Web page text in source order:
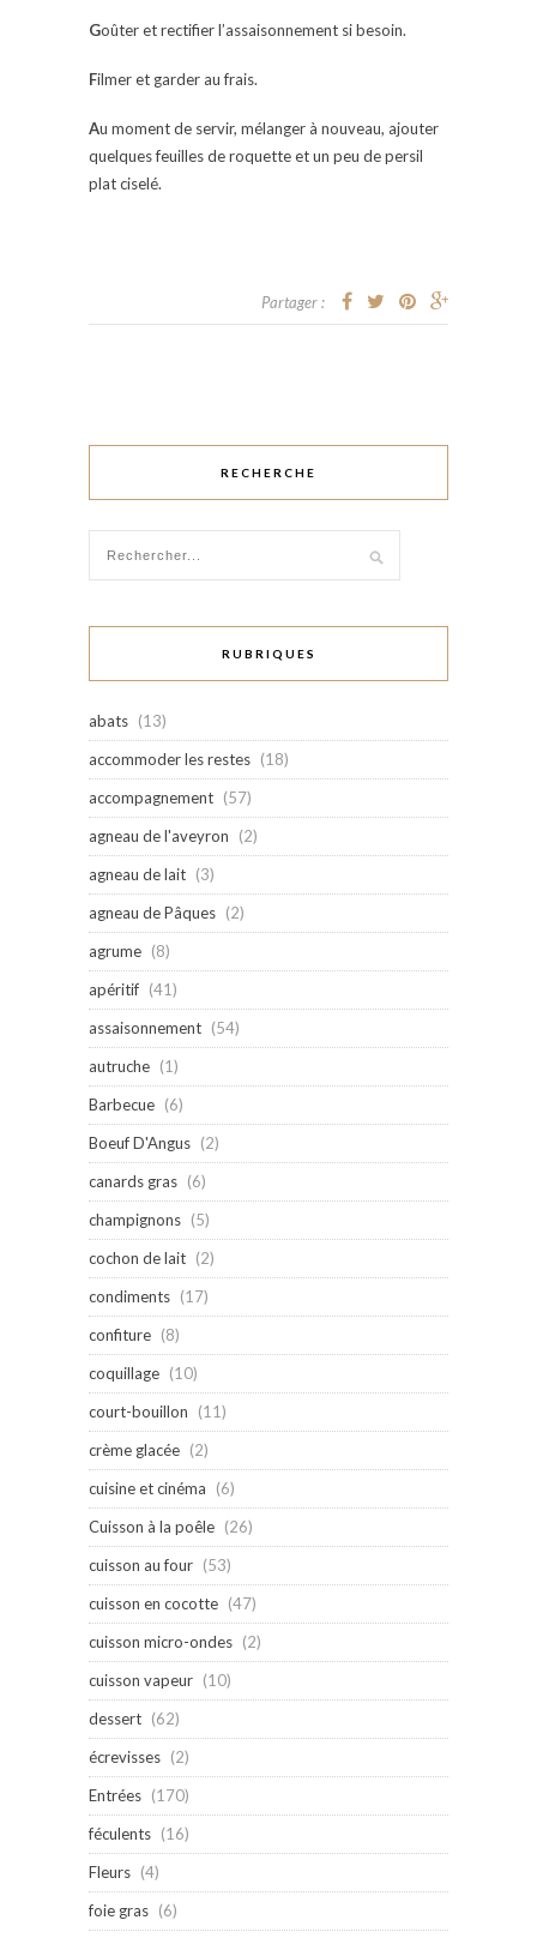
Goûter et rectifier l’assaisonnement si besoin.
Filmer et garder au frais.
Au moment de servir, mélanger à nouveau, ajouter
quelques feuilles de roquette et un peu de persil
plat ciselé.
Partager :
RECHERCHE
RUBRIQUES
abats (13)
accommoder les restes (18)
accompagnement (57)
agneau de l'aveyron
(2)
agneau de lait (3)
agneau de Pâques (2)
agrume (8)
apéritif (41)
assaisonnement (54)
autruche (1)
Barbecue (6)
Boeuf D'Angus (2)
canards gras (6)
champignons (5)
cochon de lait (2)
condiments (17)
confiture (8)
coquillage (10)
court-bouillon
(11)
crème glacée (2)
cuisine et cinéma
(6)
Cuisson à la poêle (26)
cuisson au four (53)
cuisson en cocotte (47)
cuisson micro-ondes (2)
cuisson vapeur (10)
dessert (62)
écrevisses (2)
Entrées (170)
féculents (16)
Fleurs (4)
foie gras (6)